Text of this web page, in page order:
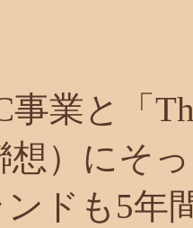
業と「
想）にそ
ドも5年